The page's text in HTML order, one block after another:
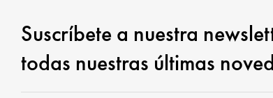
Suscríbete a nuestra
todas nuestras últimas